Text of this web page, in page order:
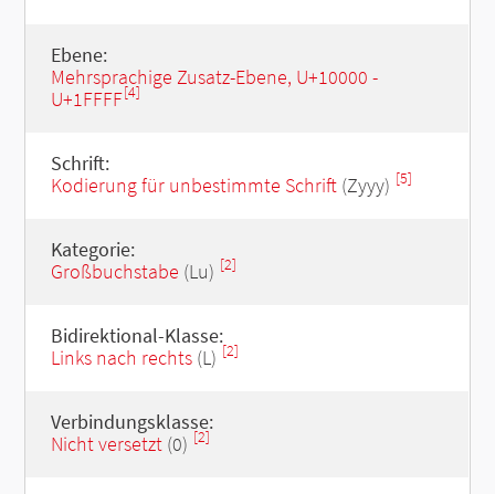
Ebene:
Mehrsprachige Zusatz-Ebene, U+10000 -
U+1FFFF[4]
Schrift:
Kodierung für unbestimmte Schrift(Zyyy) [5]
Kategorie:
Großbuchstabe (Lu) [2]
Bidirektional-Klasse:
Links nach rechts(L) [2]
Verbindungsklasse:
Nicht versetzt(0) [2]